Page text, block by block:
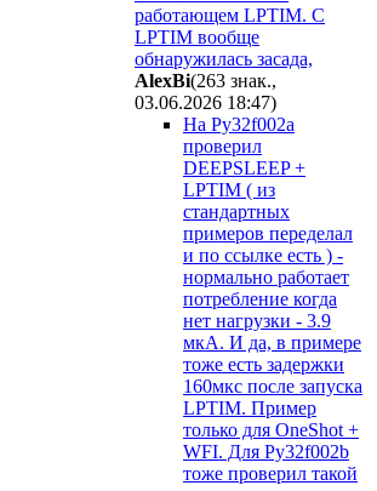
работающем LPTIM. C
LPTIM вообще
обнаружилась засада,
AlexBi(263 знак.,
03.06.2026 18:47)
На Py32f002a
проверил
DEEPSLEEP +
LPTIM ( из
стандартных
примеров переделал
и по ссылке есть ) -
нормально работает
потребление когда
нет нагрузки - 3.9
мкА. И да, в примере
тоже есть задержки
160мкс после запуска
LPTIM. Пример
только для OneShot +
WFI. Для Py32f002b
тоже проверил такой